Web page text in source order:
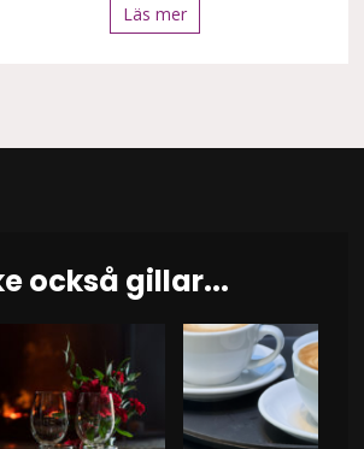
Läs mer
också gillar...